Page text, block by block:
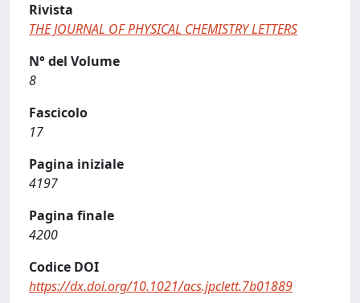
Rivista
THE JOURNAL OF PHYSICAL CHEMISTRY LETTERS
N° del Volume
8
Fascicolo
17
Pagina iniziale
4197
Pagina finale
4200
Codice DOI
https://dx.doi.org/10.1021/acs.jpclett.7b01889